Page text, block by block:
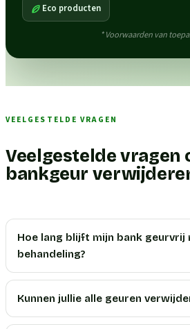
Eco producten
* Voorwaarden van
VEELGESTELDE VRAGEN
Veelgestelde vragen
bankgeur
Hoe lang blijft mijn bank geurvrij
behandeling?
Kunnen jullie alle geuren